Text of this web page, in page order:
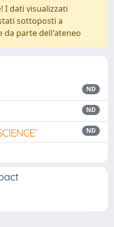
I dati visualizzati
sottoposti a
da parte dell'ateneo
ND
ND
ND